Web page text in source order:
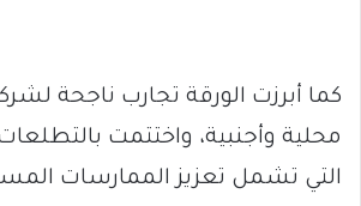
كما أبرزت الورقة تجارب ناجحة
محلية وأجنبية، واختتمت
التي تشمل تعزيز الممارسات